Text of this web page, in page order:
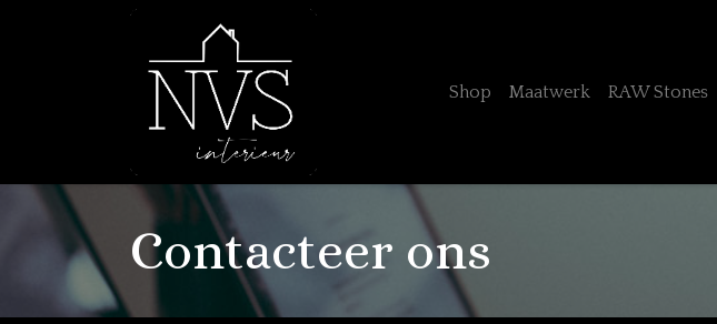
Shop Maatwerk RAW Stones
Contacteer ons